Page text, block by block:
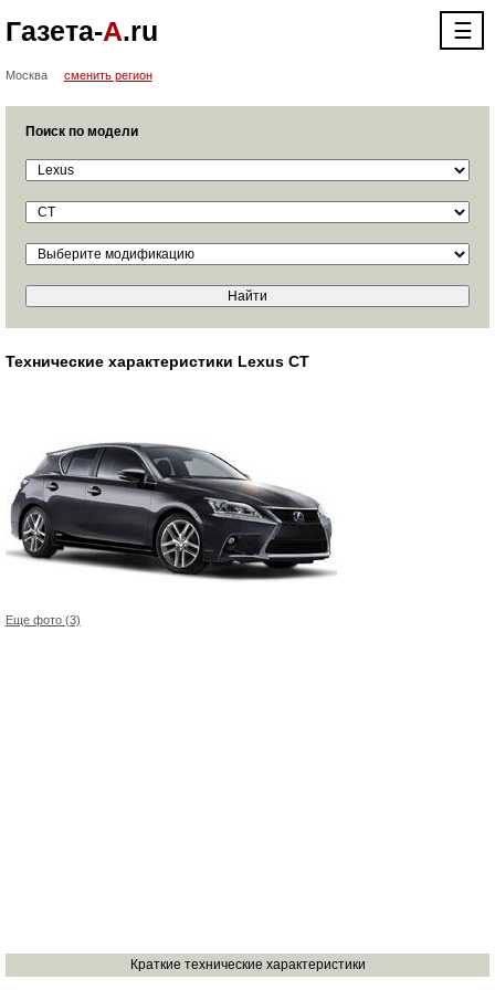
Газета-А.ru ☰
Москва сменить регион
Поиск по модели
Технические характеристики Lexus CT
Еще фото (3)
Краткие технические характеристики